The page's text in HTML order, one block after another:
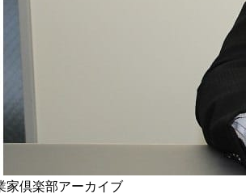
家倶楽部アーカイブ